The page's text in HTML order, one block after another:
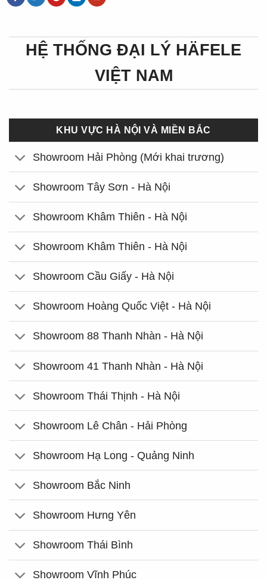
HỆ THỐNG ĐẠI LÝ HÄFELE
VIỆT NAM
KHU VỰC HÀ NỘI VÀ MIỀN BẮC
Showroom Hải Phòng (Mới khai trương)
Showroom Tây Sơn - Hà Nội
Showroom Khâm Thiên - Hà Nội
Showroom Khâm Thiên - Hà Nội
Showroom Cầu Giấy - Hà Nội
Showroom Hoàng Quốc Việt - Hà Nội
Showroom 88 Thanh Nhàn - Hà Nội
Showroom 41 Thanh Nhàn - Hà Nội
Showroom Thái Thịnh - Hà Nội
Showroom Lê Chân - Hải Phòng
Showroom Hạ Long - Quảng Ninh
Showroom Bắc Ninh
Showroom Hưng Yên
Showroom Thái Bình
Showroom Vĩnh Phúc